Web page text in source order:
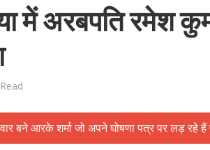
शिवानी सिंह का नया बोलबम गीत तोहरे के मांगिला जानु हुआ रिलीज,
में अरबपति रमेश